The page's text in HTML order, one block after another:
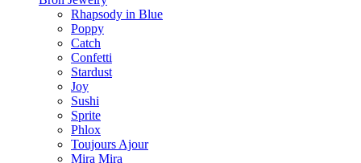
Rhapsody in Blue
Poppy
Catch
Confetti
Stardust
Joy
Sushi
Sprite
Phlox
Toujours Ajour
Mira Mira